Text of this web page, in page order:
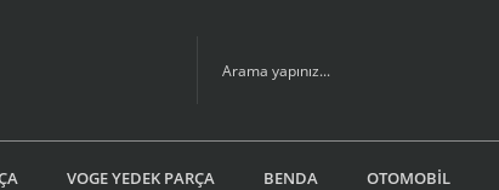
VOGE YEDEK PARÇA BENDA OTOMOBİL